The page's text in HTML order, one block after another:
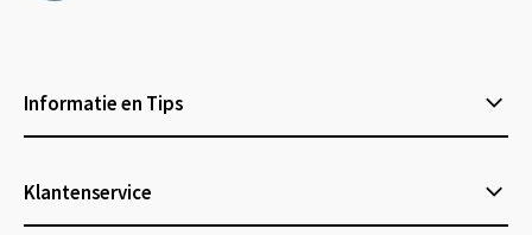
Informatie en Tips
Klantenservice